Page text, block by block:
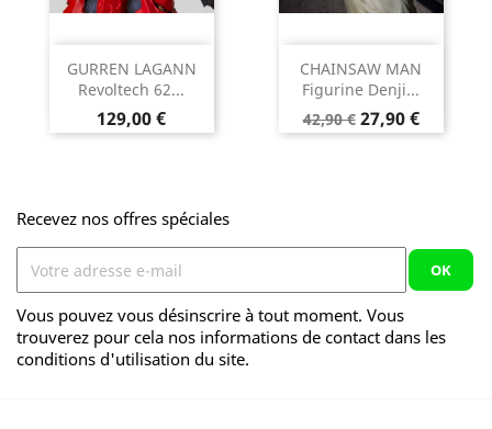
GURREN LAGANN
Revoltech 62...
Prix
129,00 €
CHAINSAW MAN
Figurine Denji...
Prix
de
42,90 € Prix
27,90 €
Recevez nos offres spéciales
Vous pouvez vous désinscrire à tout moment. Vous
trouverez pour cela nos informations de contact dans les
conditions d'utilisation du site.